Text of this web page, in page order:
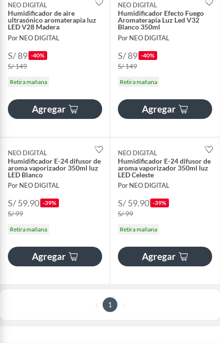
NEO DIGITAL
Humidificador de aire
ultrasónico aromaterapia luz
LED V28 Madera
Por NEO DIGITAL
S/ 89 -40%
S/ 149
Retira mañana
Agregar
NEO DIGITAL
Humidificador Efecto Fuego
Aromaterapia Luz Led V32
Blanco 350ml
Por NEO DIGITAL
S/ 89 -40%
S/ 149
Retira mañana
Agregar
NEO DIGITAL
Humidificador E-24 difusor de
aroma vaporizador 350ml luz
LED Blanco
Por NEO DIGITAL
S/ 59.90 -39%
S/ 99
Retira mañana
Agregar
NEO DIGITAL
Humidificador E-24 difusor de
aroma vaporizador 350ml luz
LED Celeste
Por NEO DIGITAL
S/ 59.90 -39%
S/ 99
Retira mañana
Agregar
1